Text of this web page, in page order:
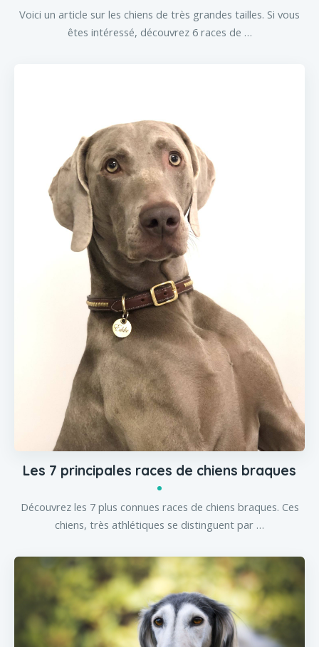
Voici un article sur les chiens de très grandes tailles. Si vous
êtes intéressé, découvrez 6 races de …
Les 7 principales races de chiens braques
Découvrez les 7 plus connues races de chiens braques. Ces
chiens, très athlétiques se distinguent par …